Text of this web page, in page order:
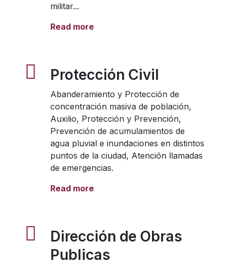
militar...
Read more
Protección Civil
Abanderamiento y Protección de
concentración masiva de población,
Auxilio, Protección y Prevención,
Prevención de acumulamientos de
agua pluvial e inundaciones en distintos
puntos de la ciudad, Atención llamadas
de emergencias.
Read more
Dirección de Obras
Publicas